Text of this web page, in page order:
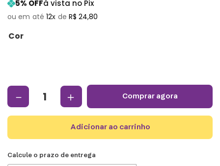
5% OFFà vista no Pix
12 R$ 24,80
Cor
＋
－ comprar agora
adicionar ao carrinho